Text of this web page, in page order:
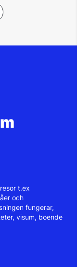
t.ex
och
fungerar,
visum, boende